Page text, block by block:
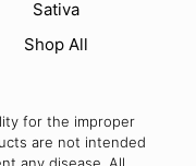
Sativa
Shop All
for the improper
are not intended